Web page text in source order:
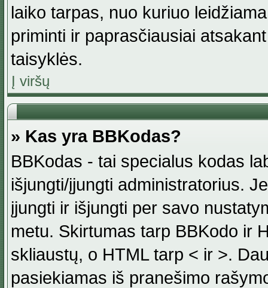
laiko tarpas, nuo kuriuo
priminti ir paprasčiausiai
taisyklės.
Į viršų
» Kas yra BBKodas?
BBKodas - tai specialus kodas
išjungti/įjungti administratorius.
įjungti ir išjungti per savo
metu. Skirtumas tarp BBKodo ir
skliaustų, o HTML tarp < ir >.
pasiekiamas iš pranešimo